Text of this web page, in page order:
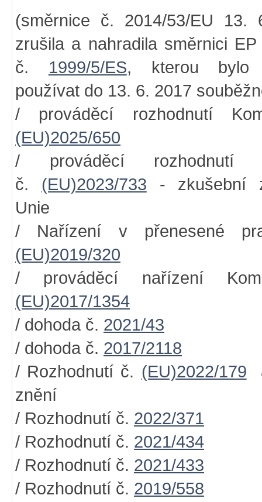
(směrnice č. 2014/53/EU 13.
zrušila a nahradila směrnici
č. 1999/5/ES, kterou bylo
používat do 13. 6. 2017
/ prováděcí rozhodnutí
(EU)2025/650
/ prováděcí rozhodnutí
č. (EU)2023/733 - zkušební
Unie
/ Nařízení v přenesené
(EU)2019/320
/ prováděcí nařízení
(EU)2017/1354
/ dohoda č. 2021/43
/ dohoda č. 2017/2118
/ Rozhodnutí č. (EU)2022/179
znění
/ Rozhodnutí č. 2022/371
/ Rozhodnutí č. 2021/434
/ Rozhodnutí č. 2021/433
/ Rozhodnutí č. 2019/558